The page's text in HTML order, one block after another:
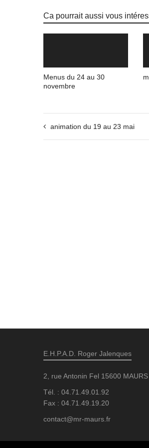
Ca pourrait aussi vous
Menus du 24 au 30
novembre
animation du 19 au 23 mai
E.H.P.A.D. Roger Jalenques
2, rue Antonin Fel 15600 MAURS
Tél. : 04.71.49.01.92
Fax : 04.71.49.19.20
contact@mr-maurs.fr